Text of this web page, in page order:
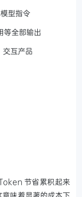
型指令
等全部输出
交互产品
节省累积起来